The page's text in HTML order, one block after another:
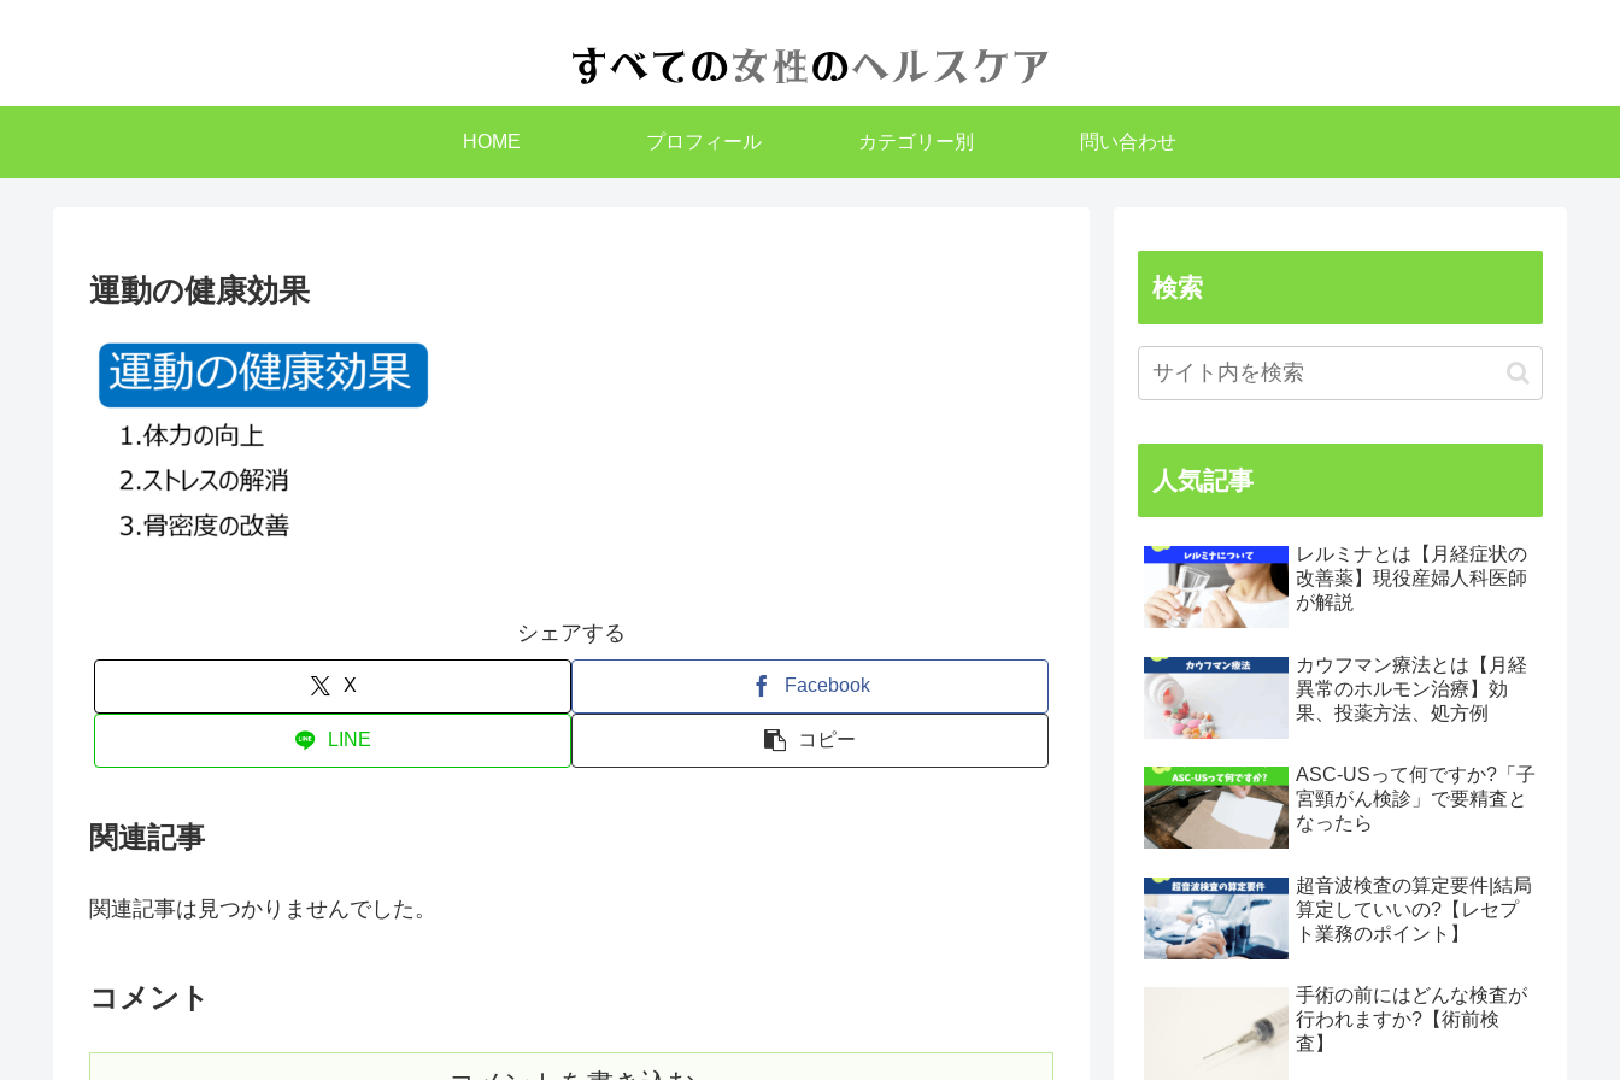
HOME プロフィール カテゴリー別 問い合わせ
運動の健康効果
シェアする
X Facebook
LINE コピー
関連記事
関連記事は見つかりませんでした。
コメント
検索
人気記事
レルミナとは【月経症状の
改善薬】現役産婦人科医師
が解説
カウフマン療法とは【月経
異常のホルモン治療】効
果、投薬方法、処方例
ASC-USって何ですか?「子
宮頸がん検診」で要精査と
なったら
超音波検査の算定要件|結局
算定していいの?【レセプ
ト業務のポイント】
手術の前にはどんな検査が
行われますか?【術前検
査】